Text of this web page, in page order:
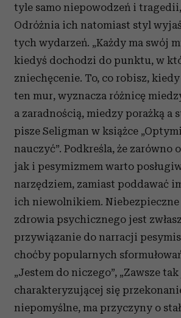
tyle samo niepowodzeń i
Odróżnia ich natomiast styl
tych wydarzeń. „Każdy ma swój
kiedyś dochodzi do punktu, w
zniechęcenie. To, co robisz,
ten mur, wyznacza różnicę
a zaradnością, miedzy porażką a
pisze Seligman w książce
nauczyć”. Podkreśla, że zarówno
jak i pesymizmem warto
narzędziem, zamiast poddawać
ich niewolnikiem. Niebezpieczne
zdrowia psychicznego jest
przywiązanie do narracji
choćby popularnych
„Jestem do niczego”, „Zawsze tak
charakteryzującej się
niepomyślne, ma przyczyny o